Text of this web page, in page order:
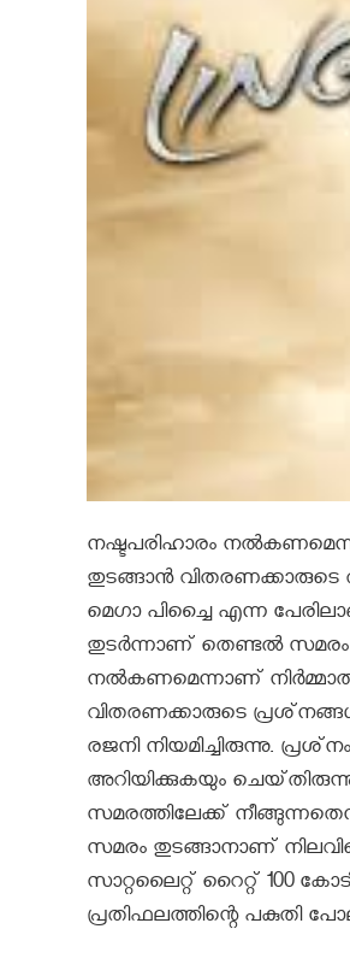
നഷ്ടപരിഹാരം
തുടങ്ങാന്‍ വിതരണക്കാരുടെ
മെഗാ പിച്ചൈ എന്ന
തുടര്‍ന്നാണ് തെണ്ടല്‍ സമരം
നല്‍കണമെന്നാണ്
വിതരണക്കാരുടെ
രജനി നിയമിച്ചിരുന്നു.
അറിയിക്കുകയും
സമരത്തിലേക്ക്‌
സമരം തുടങ്ങാനാണ്‌
സാറ്റലൈറ്റ്‌ റൈറ്റ്‌ 100
പ്രതിഫലത്തിന്റെ പകുതി